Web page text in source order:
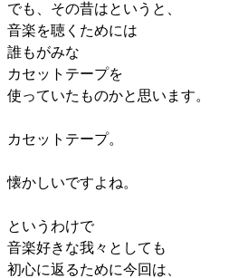
でも、その昔はというと、
音楽を聴くためには
誰もがみな
カセットテープを
使っていたものかと思います。
カセットテープ。
懐かしいですよね。
というわけで
音楽好きな我々としても
初心に返るために今回は、